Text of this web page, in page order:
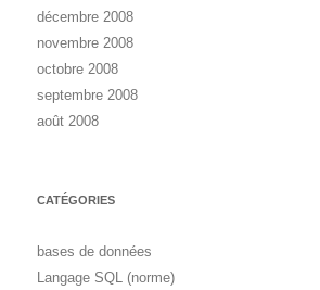
décembre 2008
novembre 2008
octobre 2008
septembre 2008
août 2008
CATÉGORIES
bases de données
Langage SQL (norme)